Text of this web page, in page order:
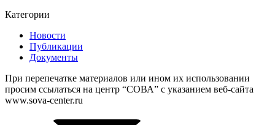
Категории
Новости
Публикации
Документы
При перепечатке материалов или ином их использовании
просим ссылаться на центр “СОВА” с указанием веб-сайта
www.sova-center.ru